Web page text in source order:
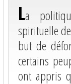
La
spirituelle
but de
certains
ont appris